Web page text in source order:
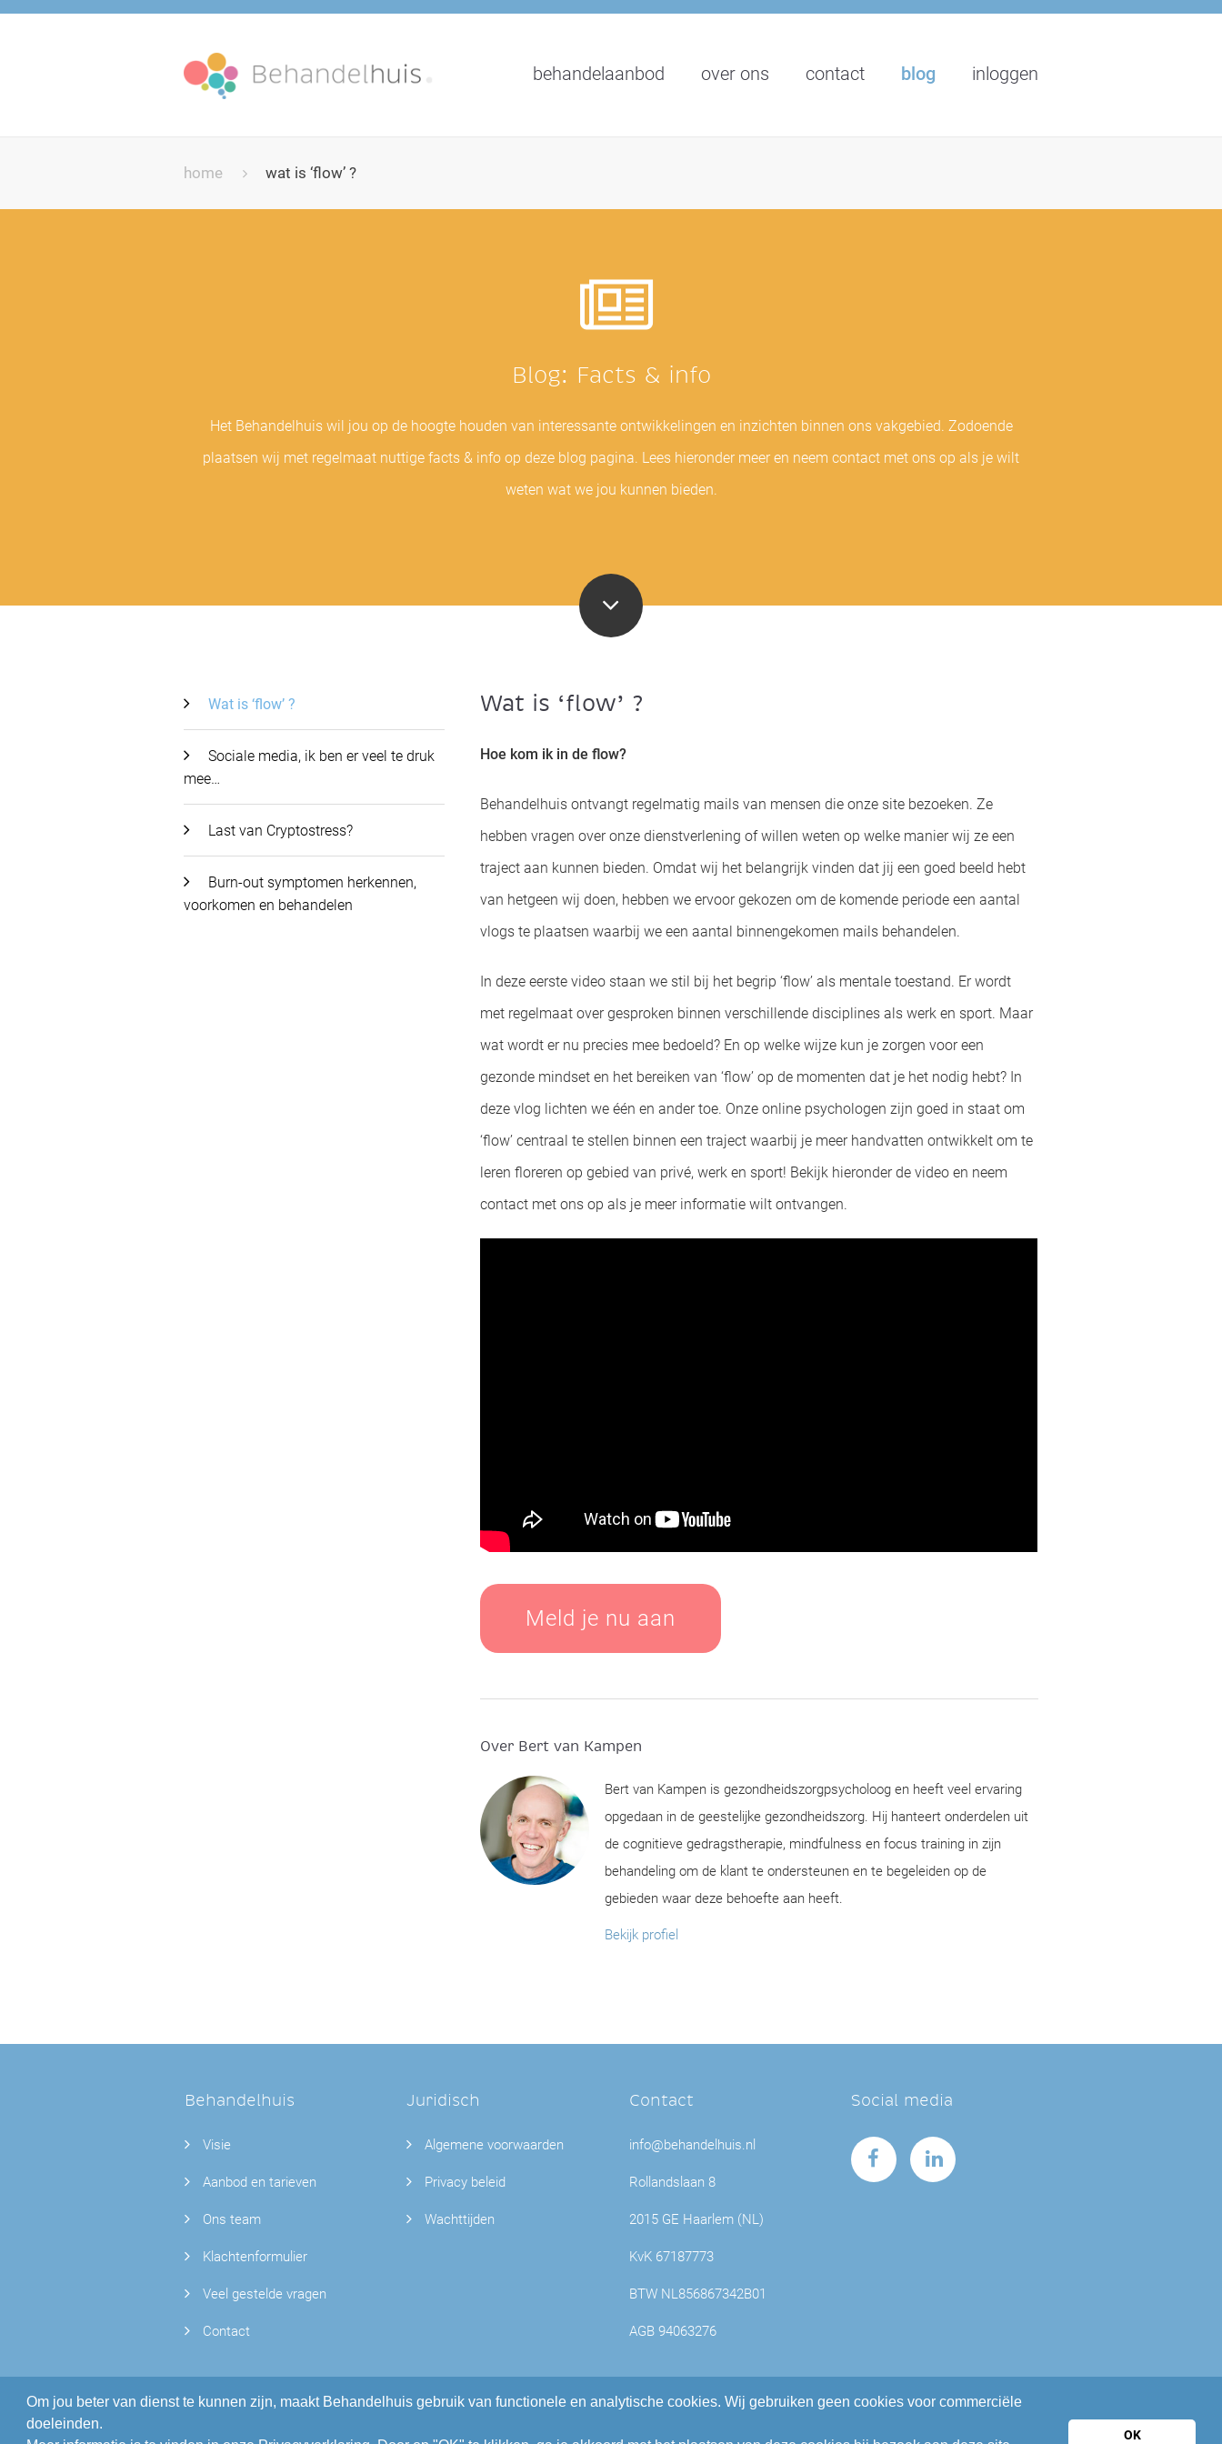
Om jou beter van dienst te kunnen zijn, maakt Behandelhuis gebruik van functionele en analytische cookies. Wij gebruiken geen cookies voor commerciële
doeleinden.
OK
behandelaanbod over ons contact blog inloggen
home wat is ‘flow’ ?
Blog: Facts & info
Het Behandelhuis wil jou op de hoogte houden van interessante ontwikkelingen en inzichten binnen ons vakgebied. Zodoende
plaatsen wij met regelmaat nuttige facts & info op deze blog pagina. Lees hieronder meer en neem contact met ons op als je wilt
weten wat we jou kunnen bieden.
Wat is ‘flow’ ?
Sociale media, ik ben er veel te druk
mee…
Last van Cryptostress?
Burn-out symptomen herkennen,
voorkomen en behandelen
Wat is ‘flow’ ?
Hoe kom ik in de flow?
Behandelhuis ontvangt regelmatig mails van mensen die onze site bezoeken. Ze
hebben vragen over onze dienstverlening of willen weten op welke manier wij ze een
traject aan kunnen bieden. Omdat wij het belangrijk vinden dat jij een goed beeld hebt
van hetgeen wij doen, hebben we ervoor gekozen om de komende periode een aantal
vlogs te plaatsen waarbij we een aantal binnengekomen mails behandelen.
In deze eerste video staan we stil bij het begrip ‘flow’ als mentale toestand. Er wordt
met regelmaat over gesproken binnen verschillende disciplines als werk en sport. Maar
wat wordt er nu precies mee bedoeld? En op welke wijze kun je zorgen voor een
gezonde mindset en het bereiken van ‘flow’ op de momenten dat je het nodig hebt? In
deze vlog lichten we één en ander toe. Onze online psychologen zijn goed in staat om
‘flow’ centraal te stellen binnen een traject waarbij je meer handvatten ontwikkelt om te
leren floreren op gebied van privé, werk en sport! Bekijk hieronder de video en neem
contact met ons op als je meer informatie wilt ontvangen.
Meld je nu aan
Over Bert van Kampen
Bert van Kampen is gezondheidszorgpsycholoog en heeft veel ervaring
opgedaan in de geestelijke gezondheidszorg. Hij hanteert onderdelen uit
de cognitieve gedragstherapie, mindfulness en focus training in zijn
behandeling om de klant te ondersteunen en te begeleiden op de
gebieden waar deze behoefte aan heeft.
Bekijk profiel
Behandelhuis
Visie
Aanbod en tarieven
Ons team
Klachtenformulier
Veel gestelde vragen
Contact
Juridisch
Algemene voorwaarden
Privacy beleid
Wachttijden
Contact
info@behandelhuis.nl
Rollandslaan 8
2015 GE Haarlem (NL)
KvK 67187773
BTW NL856867342B01
AGB 94063276
Social media